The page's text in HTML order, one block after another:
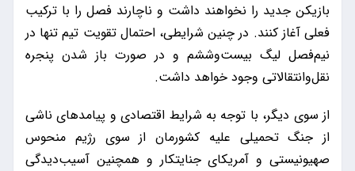
بازیکن جدید را نخواهند داشت و ناچارند فصل را با ترکیب
فعلی آغاز کنند. در چنین شرایطی، احتمال تقویت تیم تنها در
نیم‌فصل لیگ بیست‌وششم و در صورت باز شدن پنجره
نقل‌وانتقالاتی وجود خواهد داشت.
از سوی دیگر، با توجه به شرایط اقتصادی و پیامدهای ناشی
از جنگ تحمیلی علیه کشورمان از سوی رژیم منحوس
صهیونیستی و آمریکای جنایتکار و همچنین آسیب‌دیدگی